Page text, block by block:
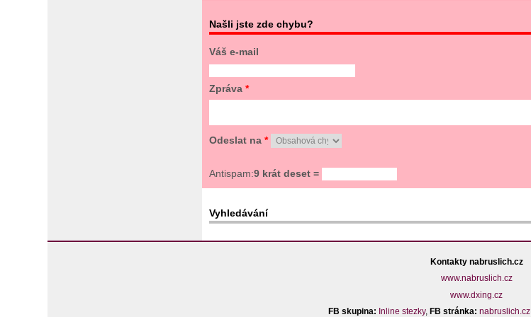
Našli jste zde chybu?
Váš e-mail
Zpráva *
Odeslat na *
Antispam:9 krát deset =
Vyhledávání
Kontakty nabruslich.cz
www.nabruslich.cz
www.dxing.cz
FB skupina: Inline stezky, FB stránka: nabruslich.cz,